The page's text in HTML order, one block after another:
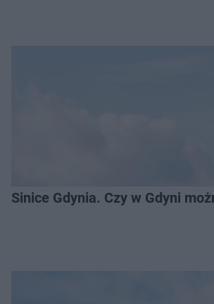
Sinice Gdynia. Czy w Gdyni